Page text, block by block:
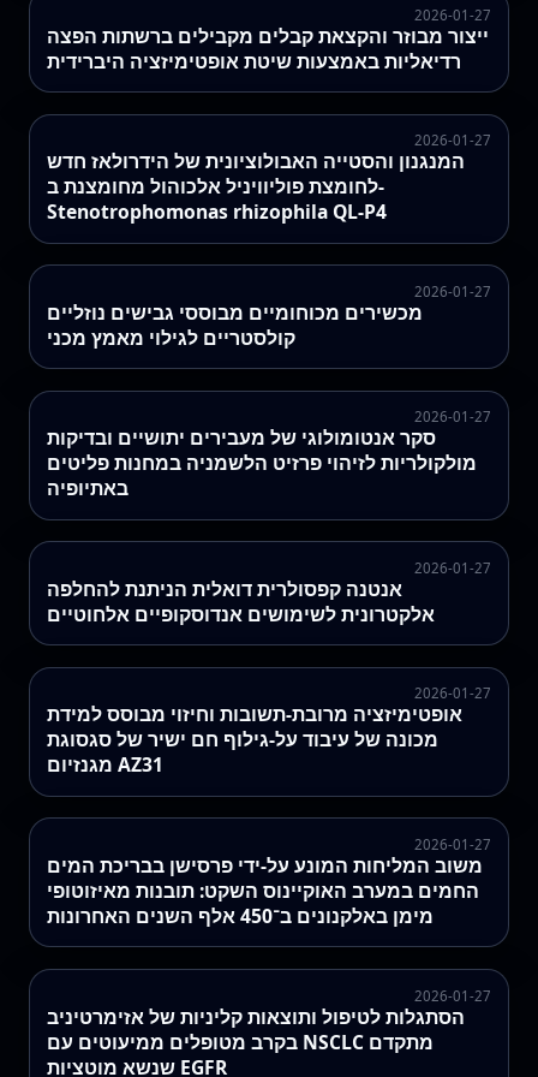
2026-01-27
ייצור מבוזר והקצאת קבלים מקבילים ברשתות הפצה
רדיאליות באמצעות שיטת אופטימיזציה היברידית
2026-01-27
המנגנון והסטייה האבולוציונית של הידרולאז חדש
לחומצת פוליוויניל אלכוהול מחומצנת ב-
Stenotrophomonas rhizophila QL-P4
2026-01-27
מכשירים מכוחומיים מבוססי גבישים נוזליים
קולסטריים לגילוי מאמץ מכני
2026-01-27
סקר אנטומולוגי של מעבירים יתושיים ובדיקות
מולקולריות לזיהוי פרזיט הלשמניה במחנות פליטים
באתיופיה
2026-01-27
אנטנה קפסולרית דואלית הניתנת להחלפה
אלקטרונית לשימושים אנדוסקופיים אלחוטיים
2026-01-27
אופטימיזציה מרובת-תשובות וחיזוי מבוסס למידת
מכונה של עיבוד על-גילוף חם ישיר של סגסוגת
מגנזיום AZ31
2026-01-27
משוב המליחות המונע על‑ידי פרסישן בבריכת המים
החמים במערב האוקיינוס השקט: תובנות מאיזוטופי
מימן באלקנונים ב־450 אלף השנים האחרונות
2026-01-27
הסתגלות לטיפול ותוצאות קליניות של אזימרטיניב
בקרב מטופלים ממיעוטים עם NSCLC מתקדם
שנשא מוטציות EGFR